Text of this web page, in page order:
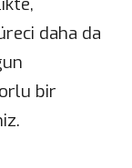
daha da
bir